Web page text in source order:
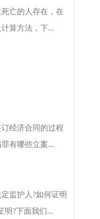
亡的人存在，在
算方法，下...
经济合同的过程
有哪些立案...
监护人?如何证明
明?下面我们...